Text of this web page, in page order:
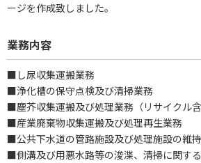
ージを作成致しました。
業務内容
■し尿収集運搬業務
■浄化槽の保守点検及び清掃業務
■塵芥収集運搬及び処理業務（リサイクル含
■産業廃棄物収集運搬及び処理再生業務
■公共下水道の管路施設及び処理施設の維
■側溝及び用悪水路等の浚渫、清掃に関す